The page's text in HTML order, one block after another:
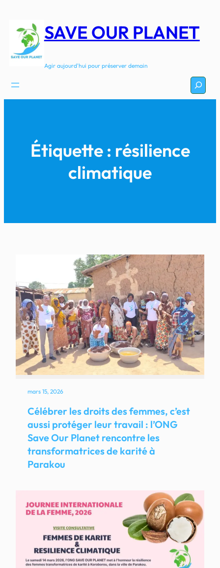
contenu
SAVE OUR PLANET
Agir aujourd'hui pour préserver demain
Étiquette : résilience
climatique
mars 15, 2026
Célébrer les droits des femmes, c’est
aussi protéger leur travail : l’ONG
Save Our Planet rencontre les
transformatrices de karité à
Parakou